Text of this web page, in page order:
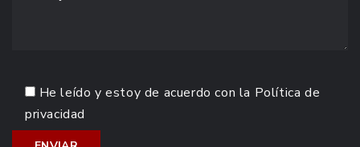
He leído y estoy de acuerdo con la Política de
privacidad